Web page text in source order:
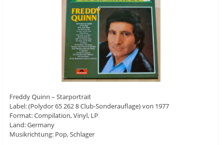
Freddy Quinn – Starportrait
Label: (Polydor 65 262 8 Club-Sonderauflage) von 1977
Format: Compilation, Vinyl, LP
Land: Germany
Musikrichtung: Pop, Schlager